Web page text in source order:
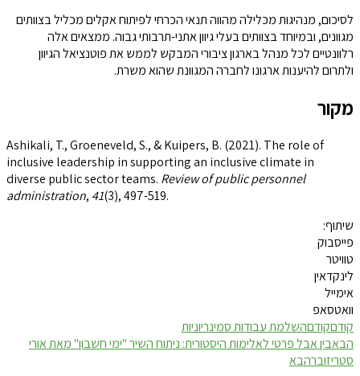
לסיכום, מנהיגות מכלילה מהווה תנאי הכרחי לפיתוח אקלים מכליל בצוותים
מגוונים, ובמיוחד בצוותים בעלי גיוון אתני-תרבותי גבוה. ממצאים אלה
רלוונטיים לכל מנהל בארגון ציבורי המבקש לממש את פוטנציאל הגיוון
ולתרום להיענות ארגונו לחברה המגוונת שהוא משרת.
מקור
Ashikali, T., Groeneveld, S., & Kuipers, B. (2021). The role of
inclusive leadership in supporting an inclusive climate in
diverse public sector teams. Review of public personnel
administration, 41(3), 497-519.
שיתוף:
פייסבוק
טוויטר
לינקדאין
אימייל
וואטסאפ
קודםקודםהשלמת עבודות סמינריוניות
הבאבין אבל פרטי לאלימות היסטורית: ניתוח השיר "ימי חשבון" מאת אורי
סטריזוברהבא